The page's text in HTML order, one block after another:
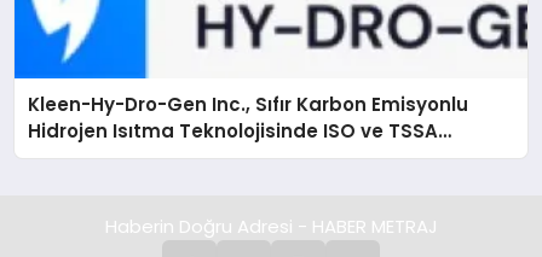
Kleen-Hy-Dro-Gen Inc., Sıfır Karbon Emisyonlu
Hidrojen Isıtma Teknolojisinde ISO ve TSSA
Düzenleyici Onaylarını Aldı
Haberin Doğru Adresi - HABER METRAJ